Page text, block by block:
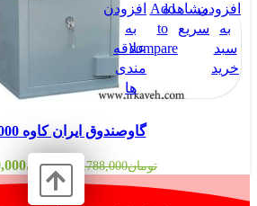
افزودن
به
سبد
خرید
مشاهده
سریع
Add
to
compare
افزودن
به
علاقه
مندی
ها
گاوصندوق ایران کاوه GM2000
تومان293,788,000 تومان